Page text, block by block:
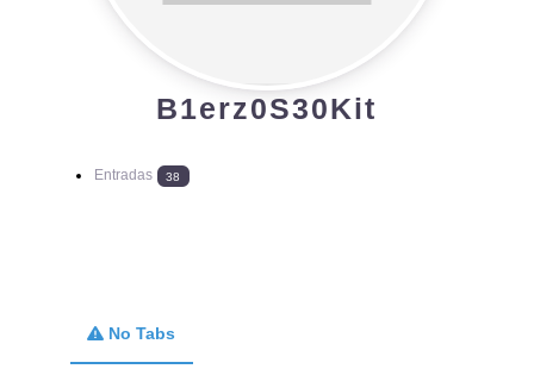
B1erz0S30Kit
Entradas 38
No Tabs